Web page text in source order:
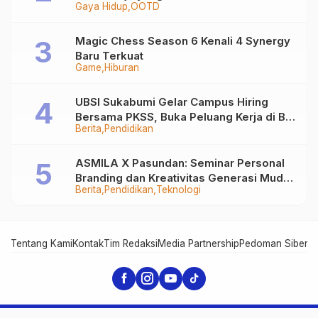
Gaya Hidup OOTD
Out
Game Hiburan
Magic Chess Season 6 Kenali 4 Synergy
Baru Terkuat
Berita Pendidikan
UBSI Sukabumi Gelar Campus Hiring
Bersama PKSS, Buka Peluang Kerja di BRI
Group
Berita Pendidikan Teknologi
ASMILA X Pasundan: Seminar Personal
Branding dan Kreativitas Generasi Muda
Bersama SDKF
Tentang KamiKontakTim RedaksiMedia PartnershipPedoman Siber